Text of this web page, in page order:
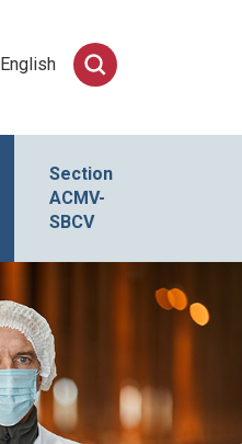
English
Section
ACMV-
SBCV